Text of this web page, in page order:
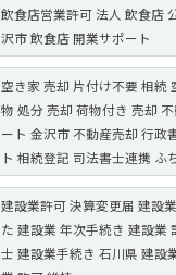
飲食店営業許可 法人 飲食店
沢市 飲食店 開業サポート
空き家 売却 片付け不要 相続
物 処分 売却 荷物付き 売却
ート 金沢市 不動産売却 行政
ト 相続登記 司法書士連携 ふ
建設業許可 決算変更届 建設
た 建設業 年次手続き 建設業
士 建設業手続き 石川県 建設